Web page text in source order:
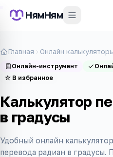
НямНям
Главная Онлайн
Онлайн-инструмент
☆ В избранное
Калькулятор
в градусы
Удобный онлайн
перевода радиан в градусы.